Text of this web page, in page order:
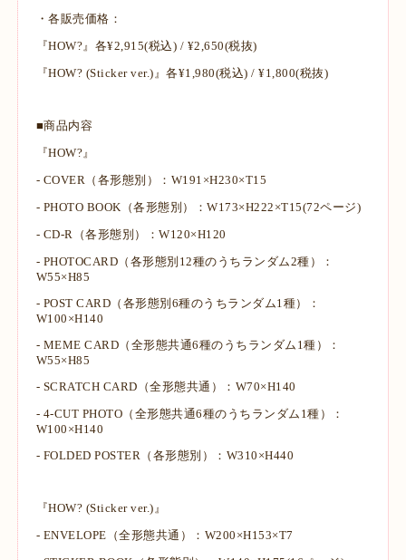
・各販売価格：
『HOW?』各¥2,915(税込) / ¥2,650(税抜)
『HOW? (Sticker ver.)』各¥1,980(税込) / ¥1,800(税抜)
■商品内容
『HOW?』
- COVER（各形態別）：W191×H230×T15
- PHOTO BOOK（各形態別）：W173×H222×T15(72ページ)
- CD-R（各形態別）：W120×H120
- PHOTOCARD（各形態別12種のうちランダム2種）：
W55×H85
- POST CARD（各形態別6種のうちランダム1種）：
W100×H140
- MEME CARD（全形態共通6種のうちランダム1種）：
W55×H85
- SCRATCH CARD（全形態共通）：W70×H140
- 4-CUT PHOTO（全形態共通6種のうちランダム1種）：
W100×H140
- FOLDED POSTER（各形態別）：W310×H440
『HOW? (Sticker ver.)』
- ENVELOPE（全形態共通）：W200×H153×T7